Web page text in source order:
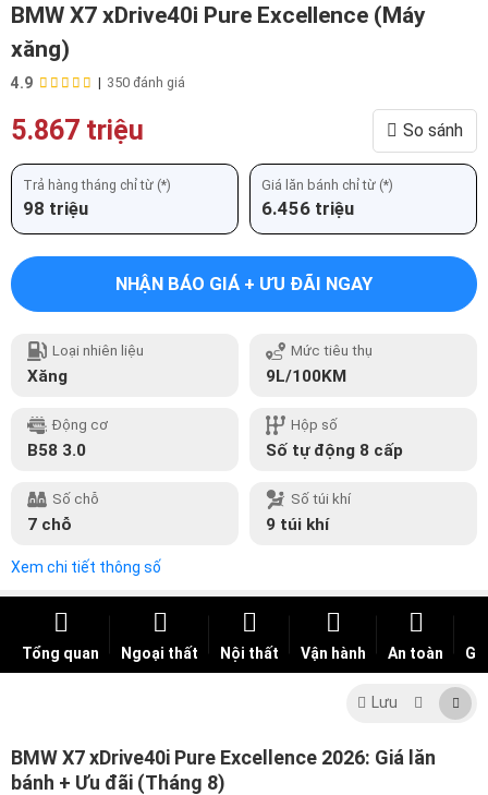
BMW X7 xDrive40i Pure Excellence (Máy
xăng)
4.9 | 350 đánh giá
5.867 triệu So sánh
Trả hàng tháng chỉ từ (*)
98 triệu
Giá lăn bánh chỉ từ (*)
6.456 triệu
NHẬN BÁO GIÁ + ƯU ĐÃI NGAY
Loại nhiên liệu
Xăng
Mức tiêu thụ
9L/100KM
Động cơ
B58 3.0
Hộp số
Số tự động 8 cấp
Số chỗ
7 chỗ
Số túi khí
9 túi khí
Xem chi tiết thông số
Tổng quan Ngoại thất Nội thất Vận hành An toàn
Lưu
BMW X7 xDrive40i Pure Excellence 2026: Giá lăn
bánh + Ưu đãi (Tháng 8)